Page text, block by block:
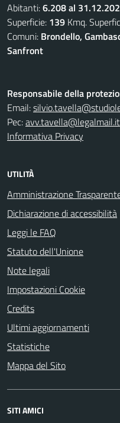
Abitanti:6.208 al
Superficie: 139 Kmq.
Comuni: Brondello,
Sanfront
Responsabile della
Email:
Pec:avv.tavella@legalmail.it
Informativa Privacy
UTILITÀ
Amministrazione
Dichiarazione di accessibilità
Leggi le FAQ
Statuto dell'Unione
Note legali
Impostazioni Cookie
Credits
Ultimi aggiornamenti
Statistiche
Mappa del Sito
SITI AMICI